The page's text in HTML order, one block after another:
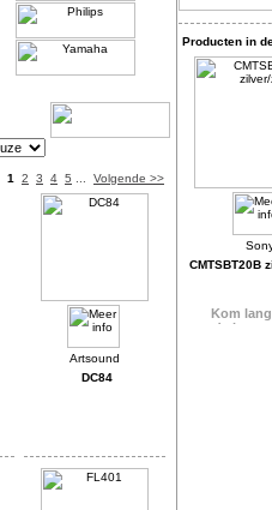
1 2 3 4 5 Volgende >>
DC84
Producten in
CMTSBT20B